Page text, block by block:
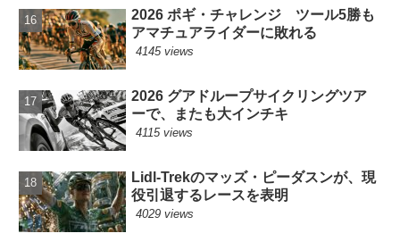
2026 ポギ・チャレンジ ツール5勝も
アマチュアライダーに敗れる
4145 views
2026 グアドループサイクリングツア
ーで、またも大インチキ
4115 views
Lidl-Trekのマッズ・ピーダスンが、現
役引退するレースを表明
4029 views